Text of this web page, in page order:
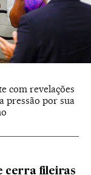
com revelações
pressão por sua
cerra fileiras